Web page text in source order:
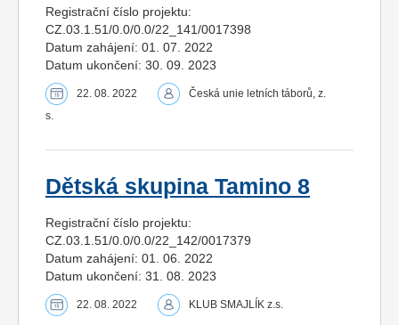
Registrační číslo projektu:
CZ.03.1.51/0.0/0.0/22_141/0017398
Datum zahájení: 01. 07. 2022
Datum ukončení: 30. 09. 2023
22. 08. 2022
Česká unie letních táborů, z.
s.
Dětská skupina Tamino 8
Registrační číslo projektu:
CZ.03.1.51/0.0/0.0/22_142/0017379
Datum zahájení: 01. 06. 2022
Datum ukončení: 31. 08. 2023
22. 08. 2022 KLUB SMAJLÍK z.s.